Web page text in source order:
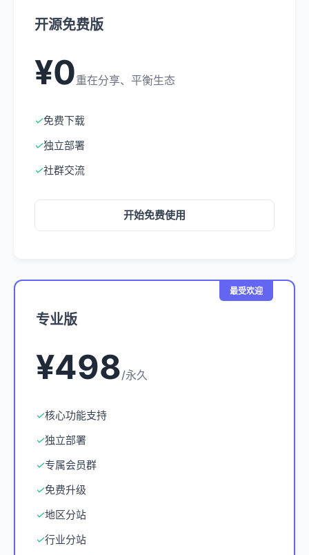
开源免费版
¥0重在分享、平衡生态
✓免费下载
✓独立部署
✓社群交流
开始免费使用
最受欢迎
专业版
¥498/永久
✓核心功能支持
✓独立部署
✓专属会员群
✓免费升级
✓地区分站
✓行业分站